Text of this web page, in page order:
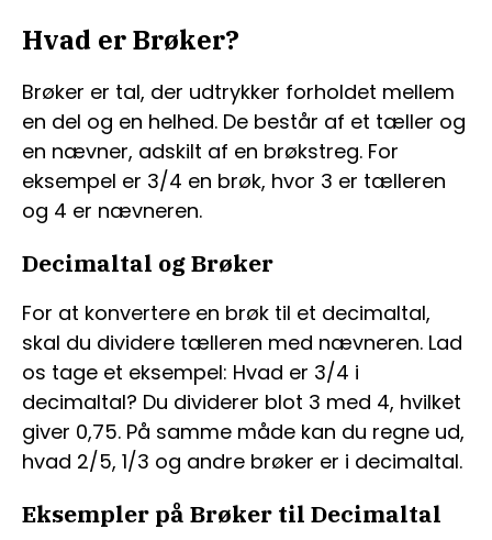
Hvad er Brøker?
Brøker er tal, der udtrykker forholdet mellem
en del og en helhed. De består af et tæller og
en nævner, adskilt af en brøkstreg. For
eksempel er 3/4 en brøk, hvor 3 er tælleren
og 4 er nævneren.
Decimaltal og Brøker
For at konvertere en brøk til et decimaltal,
skal du dividere tælleren med nævneren. Lad
os tage et eksempel: Hvad er 3/4 i
decimaltal? Du dividerer blot 3 med 4, hvilket
giver 0,75. På samme måde kan du regne ud,
hvad 2/5, 1/3 og andre brøker er i decimaltal.
Eksempler på Brøker til Decimaltal